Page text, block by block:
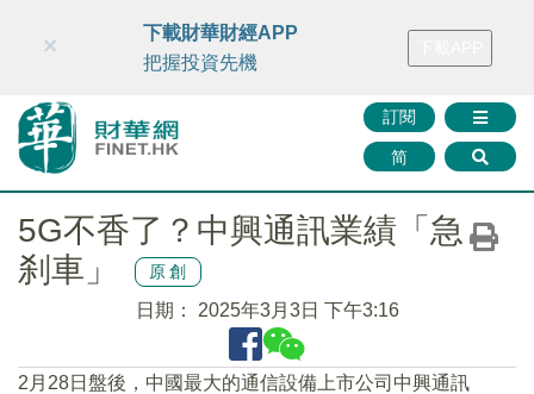
財華智庫網 FINTV FINMETA 財華證券 媒體矩陣
訂閱
简
×
下載財華財經APP
把握投資先機
5G不香了？中興通訊業績「急
刹車」
原創
日期： 2025年3月3日 下午3:16
2月28日盤後，中國最大的通信設備上市公司中興通訊